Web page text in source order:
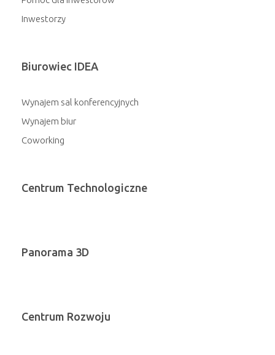
Inwestorzy
Biurowiec IDEA
Wynajem sal konferencyjnych
Wynajem biur
Coworking
Centrum Technologiczne
Panorama 3D
Centrum Rozwoju